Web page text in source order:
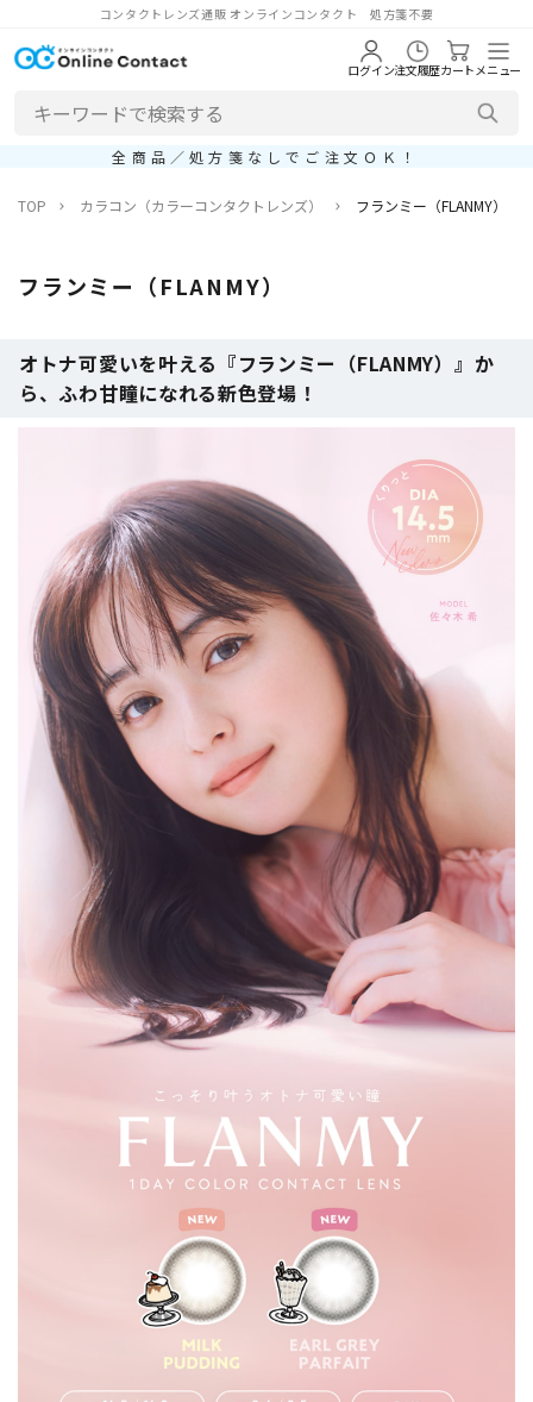
コンタクトレンズ通販 オンラインコンタクト 処方箋不要
ログイン注文履歴カートメニュー
全商品／処方箋なしでご注文ＯＫ！
TOP カラコン（カラーコンタクトレンズ） フランミー（FLANMY）
フランミー（FLANMY）
オトナ可愛いを叶える『フランミー（FLANMY）』か
ら、ふわ甘瞳になれる新色登場！